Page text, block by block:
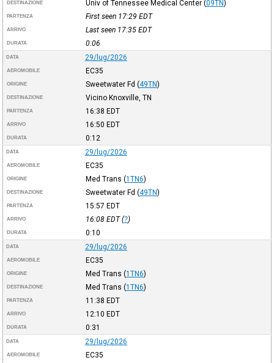
DESTINAZIONE Univ of Tennessee Medical Center (09TN)
PARTENZA First seen 17:29 EDT
ARRIVO Last seen 17:35 EDT
DURATA 0:06
DATA 29/lug/2026
AEROMOBILE EC35
ORIGINE Sweetwater Fd (49TN)
DESTINAZIONE Vicino Knoxville, TN
PARTENZA 16:38 EDT
ARRIVO 16:50 EDT
DURATA 0:12
DATA 29/lug/2026
AEROMOBILE EC35
ORIGINE Med Trans (1TN6)
DESTINAZIONE Sweetwater Fd (49TN)
PARTENZA 15:57 EDT
ARRIVO 16:08 EDT(?)
DURATA 0:10
DATA 29/lug/2026
AEROMOBILE EC35
ORIGINE Med Trans (1TN6)
DESTINAZIONE Med Trans (1TN6)
PARTENZA 11:38 EDT
ARRIVO 12:10 EDT
DURATA 0:31
DATA 29/lug/2026
AEROMOBILE EC35